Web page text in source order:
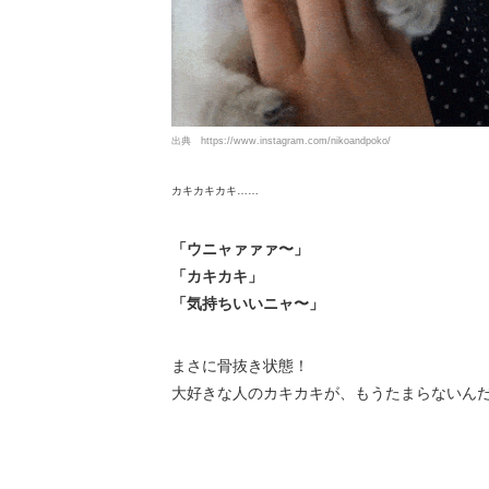
出典 https://www.instagram.com/nikoandpoko/
カキカキカキ……
「ウニャァァァ〜」
「カキカキ」
「気持ちいいニャ〜」
まさに骨抜き状態！
大好きな人のカキカキが、もうたまらないん